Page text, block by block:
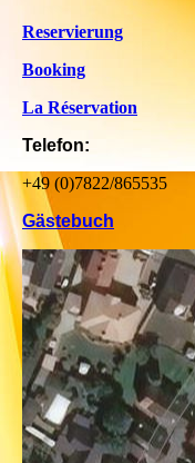
Reservierung
Booking
La Réservation
Telefon:
+49 (0)7822/865535
Gästebuch